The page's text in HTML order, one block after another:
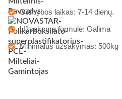
Gamybos laikas: 7-14 dienų.
Užsakoma formulė: Galima
Minimalus užsakymas: 500kg